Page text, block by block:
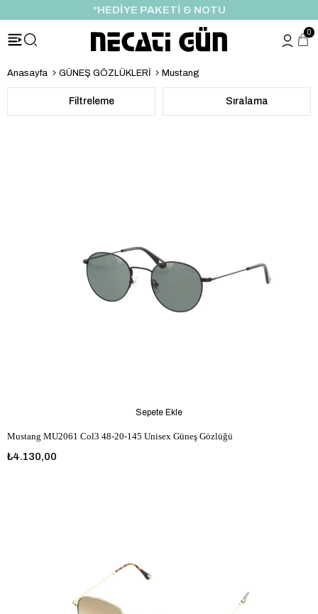
ÖZEL İNDİRİM FIRSATI
0
Anasayfa GÜNEŞ GÖZLÜKLERİ Mustang
Filtreleme Sıralama
Mustang MU2061 Col3 48-20-145 Unisex Güneş Gözlüğü
₺4.130,00
Sepete Ekle